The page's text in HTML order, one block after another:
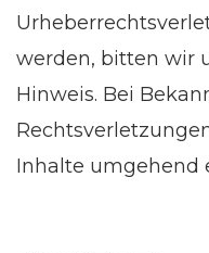
werden, bitten wir
Hinweis. Bei
Inhalte umgehend